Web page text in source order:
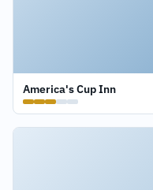
America's Cup Inn